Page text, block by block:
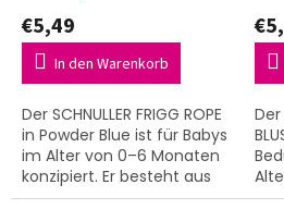
€5,49
In den Warenkorb
Der SCHNULLER FRIGG ROPE
in Powder Blue ist für Babys
im Alter von 0–6 Monaten
konzipiert. Er besteht aus
hochwertigem Silikon und
Der